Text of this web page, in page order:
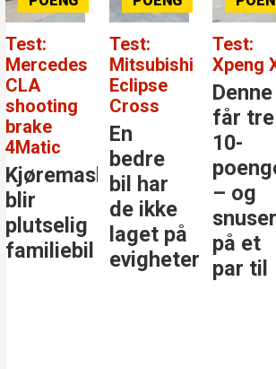
Test:
Mercedes
CLA
shooting
brake
4Matic
Kjøremaskinen
blir
plutselig
familiebil
Test:
Mitsubishi
Eclipse
Cross
En
bedre
bil har
de ikke
laget på
evigheter
Test:
Xpeng
Denne
får tre
10-
– og
snuser
på et
par til